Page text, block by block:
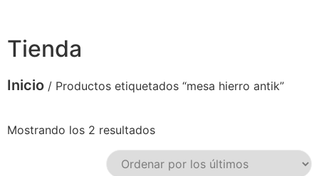
Tienda
Inicio / Productos etiquetados “mesa hierro antik”
Mostrando los 2 resultados